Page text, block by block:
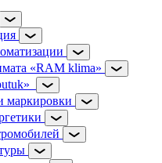
«RAM klima»
маркировки